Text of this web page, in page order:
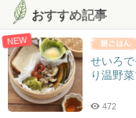
おすすめ記事
NEW
せいろ
り温野菜
472